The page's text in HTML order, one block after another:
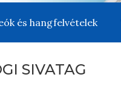
és hangfelvételek
SIVATAG